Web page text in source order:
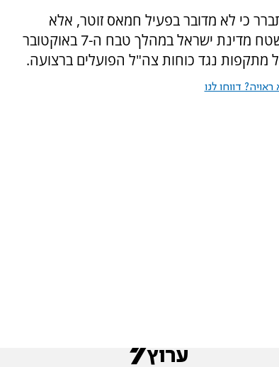
כי לא מדובר בפעיל חמאס זוטר, אלא
במחבל שלקח חלק פעיל ואקטיבי בפשיטה האכזרית לשטח מדינת ישראל במהלך טבח ה-7 באוקטובר
מתקפות נגד כוחות צה"ל הפועלים ברצועה.
דווחו לנו